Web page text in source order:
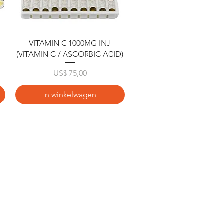
Snel overzicht
VITAMIN C 1000MG INJ
(VITAMIN C / ASCORBIC ACID)
Prijs
US$ 75,00
In winkelwagen